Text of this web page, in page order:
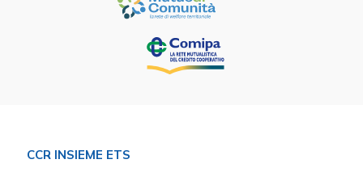
CCR INSIEME ETS